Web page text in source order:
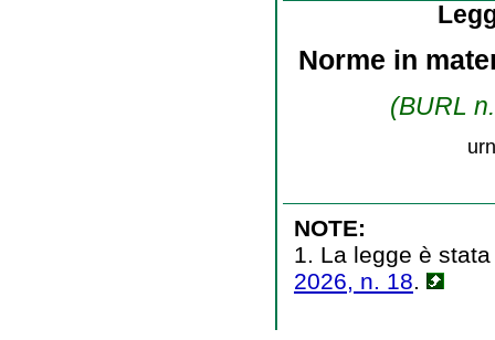
Norme in
(BURL
NOTE:
1. La legge è
2026, n. 18